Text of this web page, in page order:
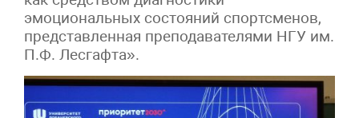
эмоциональных состояний спортсменов,
представленная преподавателями НГУ им.
П.Ф. Лесгафта».